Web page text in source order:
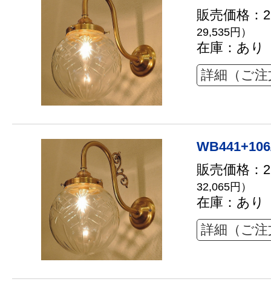
販売価格：
29,535円）
在庫：あり
詳細（ご
販売価格：
32,065円）
在庫：あり
詳細（ご